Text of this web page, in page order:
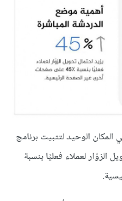
الوحيد لتثبيت برنامج
الزوّار لعملاء فعليًا بنسبة